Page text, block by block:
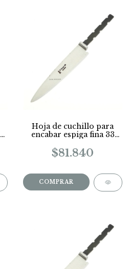
Hoja de cuchillo para
encabar espiga fina 33
$81.840